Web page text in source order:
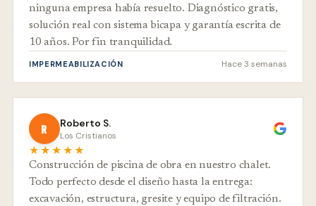
ninguna empresa había resuelto. Diagnóstico gratis,
solución real con sistema bicapa y garantía escrita de
10 años. Por fin tranquilidad.
IMPERMEABILIZACIÓN Hace 3 semanas
R Roberto S.
Los Cristianos
★★★★★
Construcción de piscina de obra en nuestro chalet.
Todo perfecto desde el diseño hasta la entrega:
excavación, estructura, gresite y equipo de filtración.